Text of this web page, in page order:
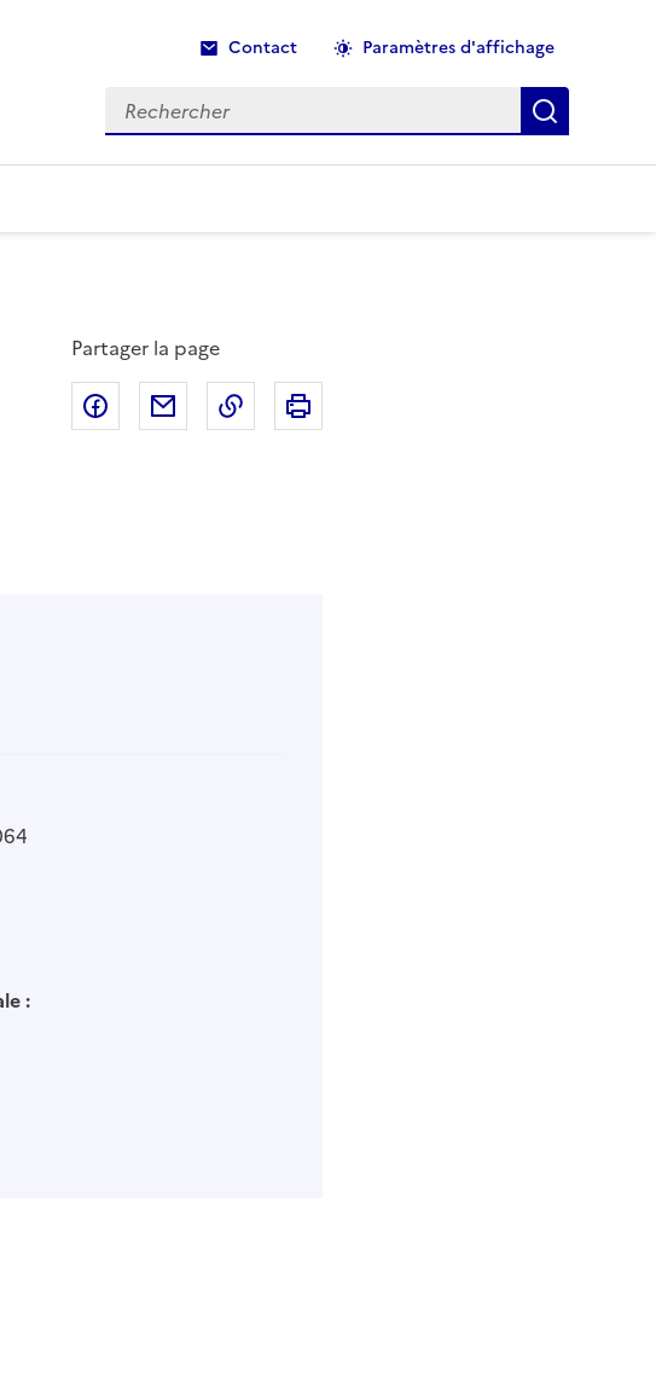
Contact Paramètres d'affichage
Rechercher
Recherche
Partager la page
Partager sur Facebook
Partager par emailCopier dans le presse-papier
: